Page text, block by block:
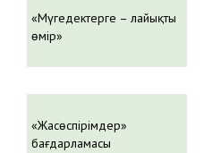
«Мүгедектерге – лайықты
өмір»
«Жасөспірімдер»
бағдарламасы